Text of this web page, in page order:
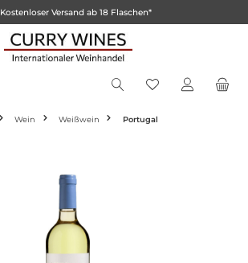
Kostenloser Versand ab 18 Flaschen*
Wein Weißwein Portugal